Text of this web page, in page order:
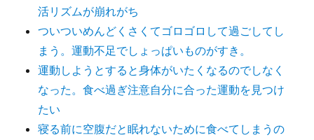
活リズムが崩れがち
ついついめんどくさくてゴロゴロして過ごしてし
まう。運動不足でしょっぱいものがすき。
運動しようとすると身体がいたくなるのでしなく
なった。食べ過ぎ注意自分に合った運動を見つけ
たい
寝る前に空腹だと眠れないために食べてしまうの